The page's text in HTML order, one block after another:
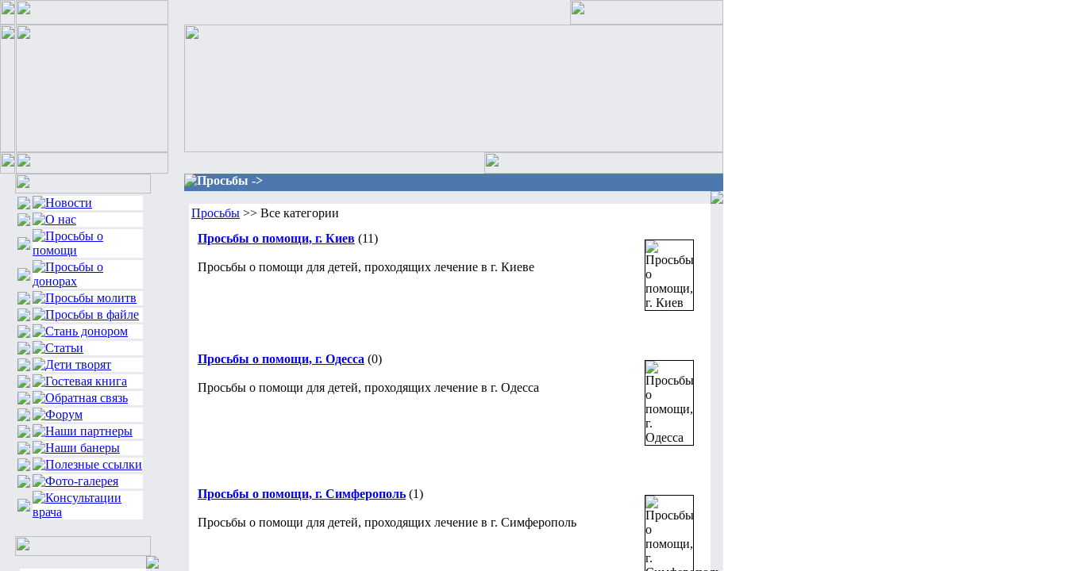
Просьбы ->
Просьбы >> Все категории
Просьбы о помощи, г. Киев (11)
Просьбы о помощи для детей, проходящих лечение в г. Киеве
Просьбы о помощи, г. Одесса (0)
Просьбы о помощи для детей, проходящих лечение в г. Одесса
Просьбы о помощи, г. Симферополь (1)
Просьбы о помощи для детей, проходящих лечение в г. Симферополь